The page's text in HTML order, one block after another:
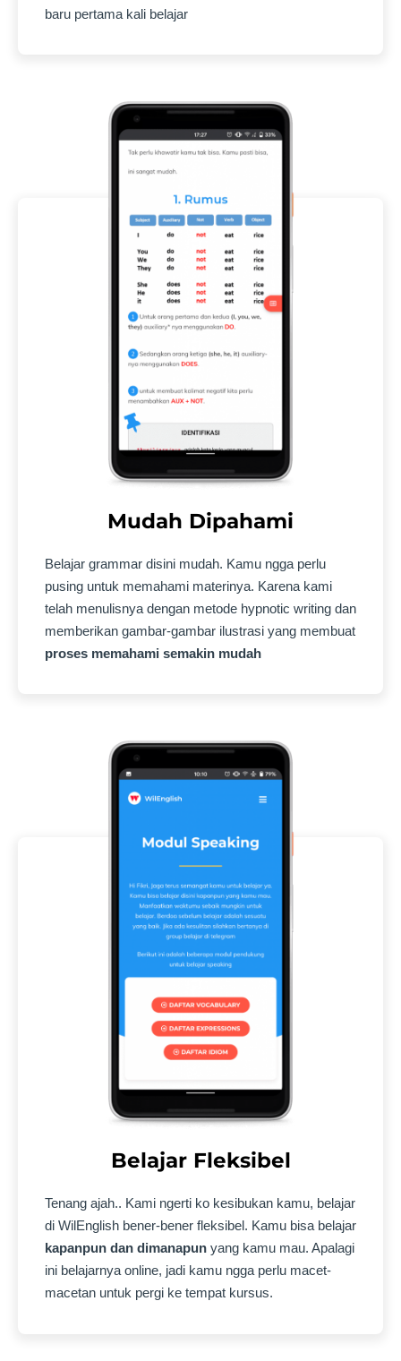
baru pertama kali belajar
Mudah Dipahami
Belajar grammar disini mudah. Kamu ngga perlu
pusing untuk memahami materinya. Karena kami
telah menulisnya dengan metode hypnotic writing dan
memberikan gambar-gambar ilustrasi yang membuat
proses memahami semakin mudah
Belajar Fleksibel
Tenang ajah.. Kami ngerti ko kesibukan kamu, belajar
di WilEnglish bener-bener fleksibel. Kamu bisa belajar
kapanpun dan dimanapun yang kamu mau. Apalagi
ini belajarnya online, jadi kamu ngga perlu macet-
macetan untuk pergi ke tempat kursus.